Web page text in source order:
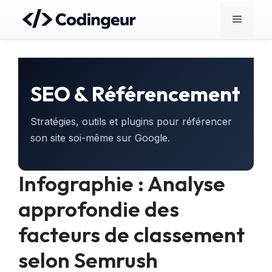
contenu
Menu
SEO & Référencement
Stratégies, outils et plugins pour référencer
son site soi-même sur Google.
Infographie : Analyse
approfondie des
facteurs de classement
selon Semrush